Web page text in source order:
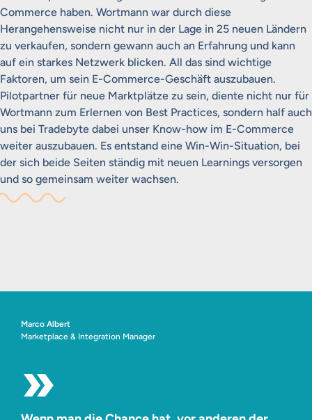
Commerce haben. Wortmann war durch diese
Herangehensweise nicht nur in der Lage in 25 neuen Ländern
zu verkaufen, sondern gewann auch an Erfahrung und kann
auf ein starkes Netzwerk blicken. All das sind wichtige
Faktoren, um sein E-Commerce-Geschäft auszubauen.
Pilotpartner für neue Marktplätze zu sein, diente nicht nur für
Wortmann zum Erlernen von Best Practices, sondern half auch
uns bei Tradebyte dabei unser Know-how im E-Commerce
weiter auszubauen. Es entstand eine Win-Win-Situation, bei
der sich beide Seiten ständig mit neuen Learnings versorgen
und so gemeinsam weiter wachsen.
Marco Albert
Marketplace & Integration Manager